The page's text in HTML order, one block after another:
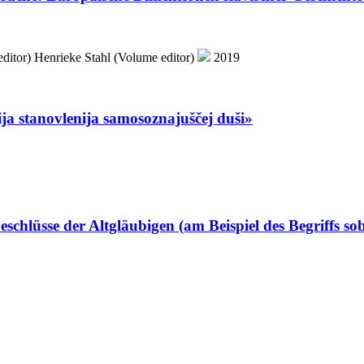
Henrieke Stahl (Volume editor) 2019
stanovlenija samosoznajuščej duši»
der Altgläubigen (am Beispiel des Begriffs